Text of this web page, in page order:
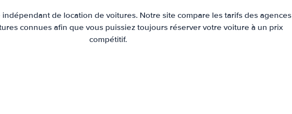
indépendant de location de voitures. Notre site compare les tarifs des agences
connues afin que vous puissiez toujours réserver votre voiture à un prix
compétitif.